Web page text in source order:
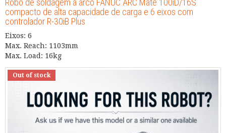
compacto de alta capacidade de carga e 6 eixos com
controlador R-30iB Plus
Eixos: 6
Max. Reach: 1103mm
Max. Load: 16kg
Out of stock